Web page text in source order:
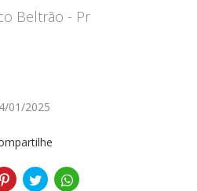
Beltrão - Pr
01/2025